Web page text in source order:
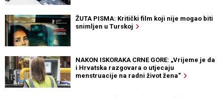
ŽUTA PISMA: Kritički film koji nije mogao biti
snimljen u Turskoj
NAKON ISKORAKA CRNE GORE: „Vrijeme je da
i Hrvatska razgovara o utjecaju
menstruacije na radni život žena“